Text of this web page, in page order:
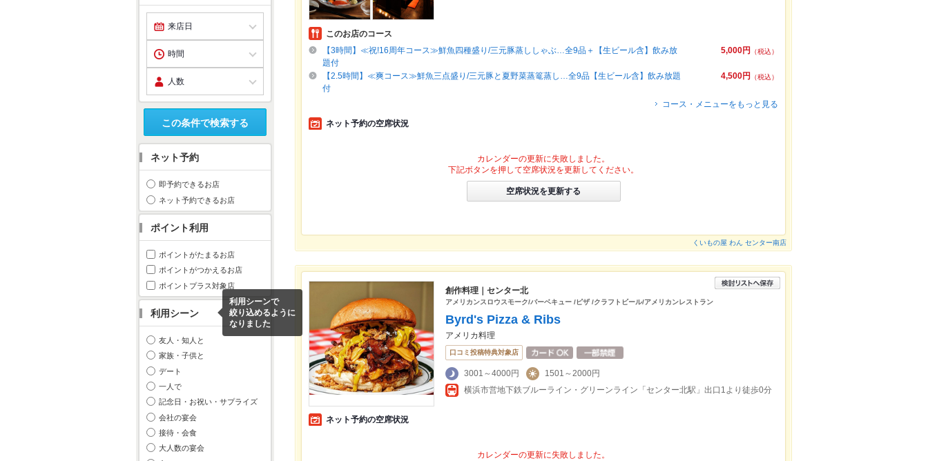
この条件で検索する
ネット予約
即予約できるお店
ネット予約できるお店
ポイント利用
ポイントがたまるお店
ポイントがつかえるお店
ポイントプラス対象店
利用シーン
利用シーンで
絞り込めるように
なりました
友人・知人と
家族・子供と
デート
一人で
記念日・お祝い・サプライズ
会社の宴会
接待・会食
大人数の宴会
このお店のコース
5,000円
（税込）
【3時間】≪祝!16周年コース≫鮮魚四種盛り/三元豚蒸ししゃぶ…全9品＋【生ビール含】飲み放
題付
4,500円
（税込）
【2.5時間】≪爽コース≫鮮魚三点盛り/三元豚と夏野菜蒸篭蒸し…全9品【生ビール含】飲み放題
付
コース・メニューをもっと見る
ネット予約の空席状況
カレンダーの更新に失敗しました。
下記ボタンを押して空席状況を更新してください。
空席状況を更新する
くいもの屋 わん センター南店
創作料理｜センター北
アメリカンスロウスモーク/バーベキュー /ピザ /クラフトビール/アメリカンレストラン
Byrd's Pizza & Ribs
アメリカ料理
口コミ投稿特典対象店
3001～4000円
1501～2000円
横浜市営地下鉄ブルーライン・グリーンライン「センター北駅」出口1より徒歩0分
ネット予約の空席状況
カレンダーの更新に失敗しました。